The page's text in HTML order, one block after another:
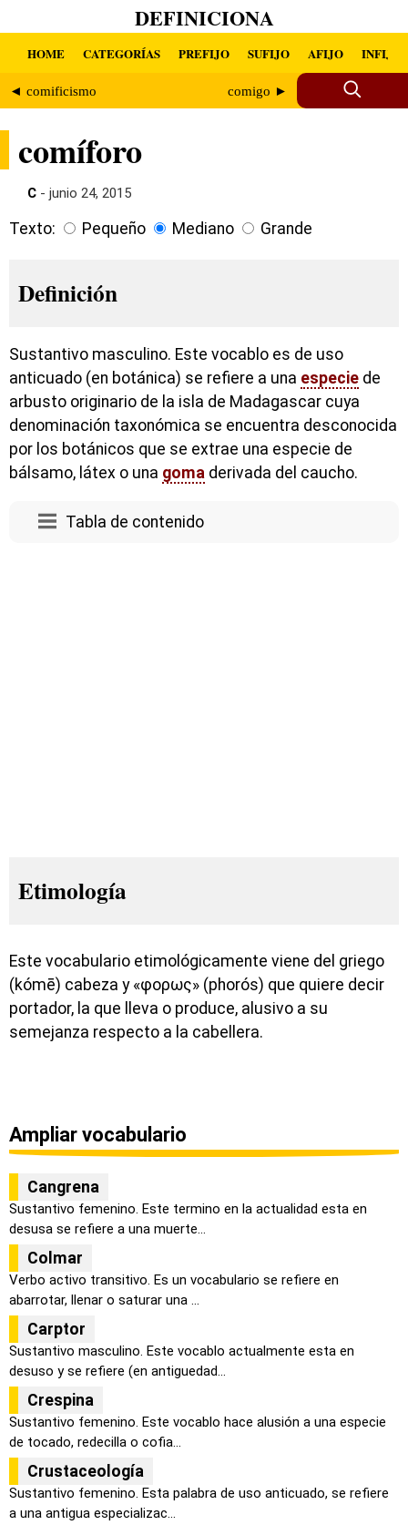
DEFINICIONA
HOME CATEGORÍAS PREFIJO SUFIJO AFIJO INFIJO
◄ comificismo comigo ►
comíforo
C - junio 24, 2015
Texto: Pequeño Mediano Grande
Definición
Sustantivo masculino. Este vocablo es de uso
anticuado (en botánica) se refiere a una especie de
arbusto originario de la isla de Madagascar cuya
denominación taxonómica se encuentra desconocida
por los botánicos que se extrae una especie de
bálsamo, látex o una goma derivada del caucho.
Tabla de contenido
Etimología
Este vocabulario etimológicamente viene del griego
(kómē) cabeza y «φορως» (phorós) que quiere decir
portador, la que lleva o produce, alusivo a su
semejanza respecto a la cabellera.
Ampliar vocabulario
Cangrena
Sustantivo femenino. Este termino en la actualidad esta en
desusa se refiere a una muerte...
Colmar
Verbo activo transitivo. Es un vocabulario se refiere en
abarrotar, llenar o saturar una ...
Carptor
Sustantivo masculino. Este vocablo actualmente esta en
desuso y se refiere (en antiguedad...
Crespina
Sustantivo femenino. Este vocablo hace alusión a una especie
de tocado, redecilla o cofia...
Crustaceología
Sustantivo femenino. Esta palabra de uso anticuado, se refiere
a una antigua especializac...